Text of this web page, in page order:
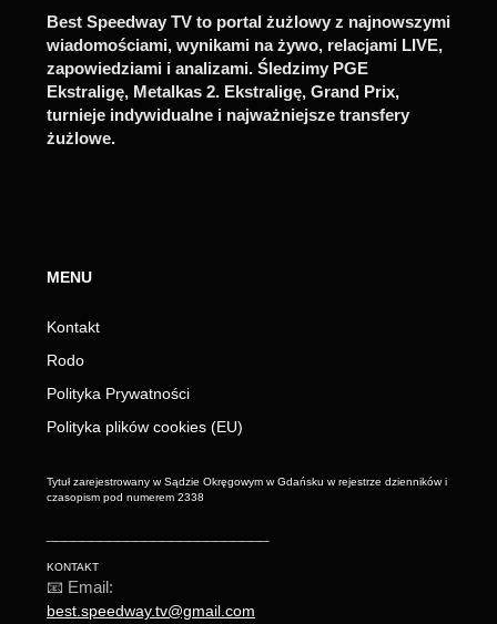
Best Speedway TV to portal żużlowy z najnowszymi
wiadomościami, wynikami na żywo, relacjami LIVE,
zapowiedziami i analizami. Śledzimy PGE
Ekstraligę, Metalkas 2. Ekstraligę, Grand Prix,
turnieje indywidualne i najważniejsze transfery
żużlowe.
MENU
Kontakt
Rodo
Polityka Prywatności
Polityka plików cookies (EU)
Tytuł zarejestrowany w Sądzie Okręgowym w Gdańsku w rejestrze dzienników i
czasopism pod numerem 2338
KONTAKT
📧 Email:
best.speedway.tv@gmail.com